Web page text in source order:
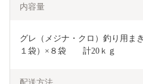
内容量
グレ（メジナ・クロ）釣り用ま
１袋）×８袋　　計20ｋｇ